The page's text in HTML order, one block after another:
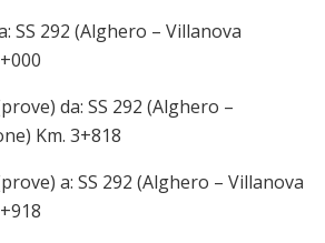
SS 292 (Alghero – Villanova
da: SS 292 (Alghero –
Km. 3+818
a: SS 292 (Alghero – Villanova